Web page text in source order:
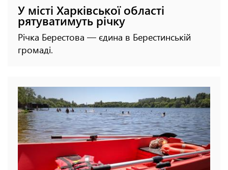
У місті Харківської області
рятуватимуть річку
Річка Берестова — єдина в Берестинській
громаді.